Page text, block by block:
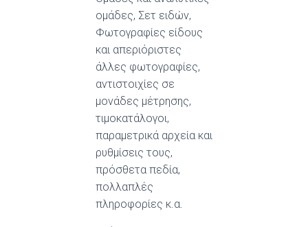
ομάδες, Σετ ειδών,
Φωτογραφίες είδους
και απεριόριστες
άλλες φωτογραφίες,
αντιστοιχίες σε
μονάδες μέτρησης,
τιμοκατάλογοι,
παραμετρικά αρχεία και
ρυθμίσεις τους,
πρόσθετα πεδία,
πολλαπλές
πληροφορίες κ.α.